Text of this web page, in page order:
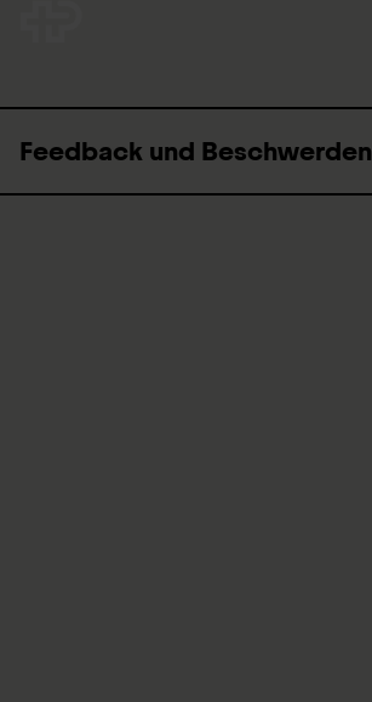
Feedback und Beschwerden